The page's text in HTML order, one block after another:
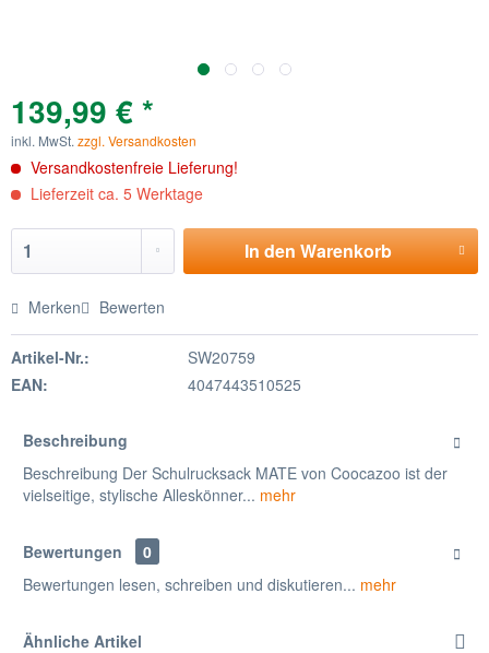
139,99 € *
inkl. MwSt. zzgl. Versandkosten
Versandkostenfreie Lieferung!
Lieferzeit ca. 5 Werktage
In denWarenkorb
Merken Bewerten
Artikel-Nr.:
SW20759
EAN:
4047443510525
Beschreibung
Beschreibung Der Schulrucksack MATE von Coocazoo ist der
vielseitige, stylische Alleskönner... mehr
Bewertungen
0
Bewertungen lesen, schreiben und diskutieren... mehr
Ähnliche Artikel